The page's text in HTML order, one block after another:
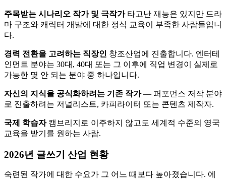
주목받는 시나리오 작가 및 극작가타고난 재능은 있지만 드라
마 구조와 캐릭터 개발에 대한 정식 교육이 부족한 사람들입니
다.
경력 전환을 고려하는 직장인 창조산업에 진출합니다. 엔터테
인먼트 분야는 30대, 40대 또는 그 이후에 직업 변경이 실제로
가능한 몇 안 되는 분야 중 하나입니다.
자신의 지식을 공식화하려는 기존 작가— 퍼포먼스 저작 분야
로 진출하려는 저널리스트, 카피라이터 또는 콘텐츠 제작자.
국제 학습자캠브리지로 이주하지 않고도 세계적 수준의 영국
교육을 받기를 원하는 사람.
2026년 글쓰기 산업 현황
숙련된 작가에 대한 수요가 그 어느 때보다 높아졌습니다. 에